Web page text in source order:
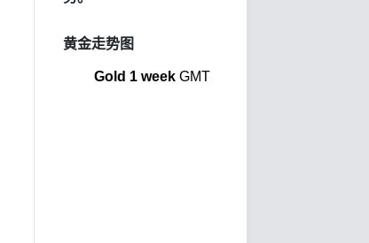
黄金走势图
Gold 1 weekGMT